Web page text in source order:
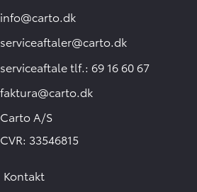
info@carto.dk
serviceaftaler@carto.dk
serviceaftale tlf.: 69 16 60 67
faktura@carto.dk
Carto A/S
CVR: 33546815
Kontakt